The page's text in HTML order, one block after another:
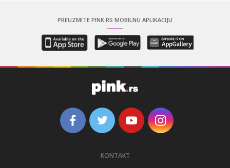
PREUZMITE PINK.RS MOBILNU APLIKACIJU
KONTAKT